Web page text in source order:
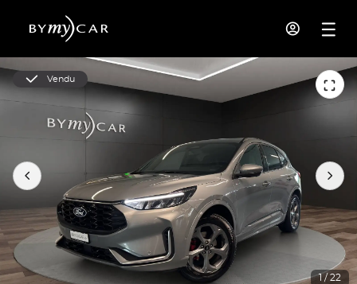
Vendu
1 / 22